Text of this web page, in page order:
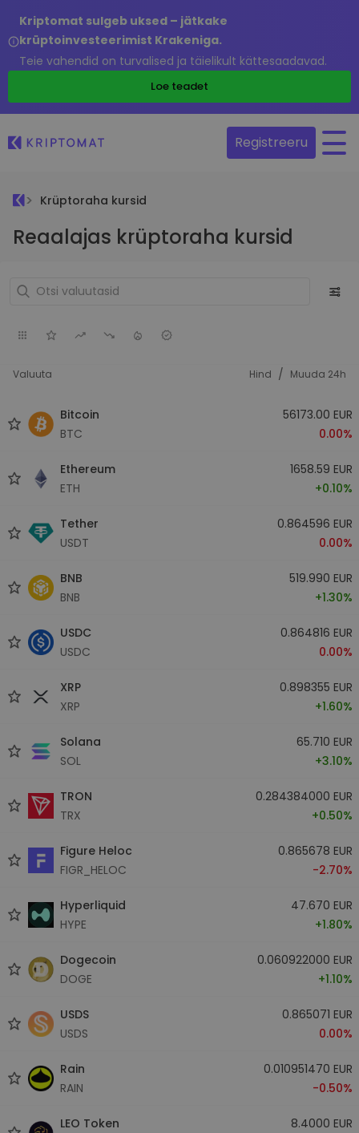
Kriptomat sulgeb uksed – jätkake
krüptoinvesteerimist Krakeniga.
Teie vahendid on turvalised ja täielikult kättesaadavad.
Loe teadet
Registreeru
Krüptoraha kursid
Reaalajas krüptoraha kursid
Valuuta Hind / Muuda 24h
Bitcoin
BTC
56173.00 EUR
0.00%
Ethereum
ETH
1658.59 EUR
+0.10%
Tether
USDT
0.864596 EUR
0.00%
BNB
BNB
519.990 EUR
+1.30%
USDC
USDC
0.864816 EUR
0.00%
XRP
XRP
0.898355 EUR
+1.60%
Solana
SOL
65.710 EUR
+3.10%
TRON
TRX
0.284384000 EUR
+0.50%
Figure Heloc
FIGR_HELOC
0.865678 EUR
-2.70%
Hyperliquid
HYPE
47.670 EUR
+1.80%
Dogecoin
DOGE
0.060922000 EUR
+1.10%
USDS
USDS
0.865071 EUR
0.00%
Rain
RAIN
0.010951470 EUR
-0.50%
LEO Token
8.4000 EUR